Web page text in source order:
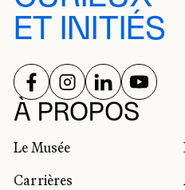
ET INITIÉS
À PROPOS
Le Musée
Carrières
RÉSEAUX
SUIVEZ-NOUS SUR
SUIVEZ-NOUS
SUIVEZ-